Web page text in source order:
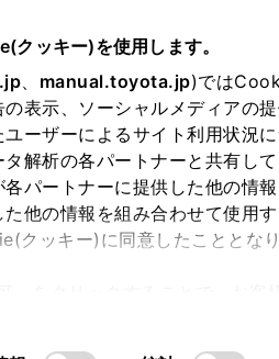
クッキー)を使用します。
、 manual.toyota.jp)では
表示、ソーシャルメディアの
ーザーによるサイト利用状況
解析の各パートナーと共有し
パートナーに提供した他の情
他の情報を組み合わせて使用
クッキー)に同意したこととなり
オンライン購入お気に入り 保存した